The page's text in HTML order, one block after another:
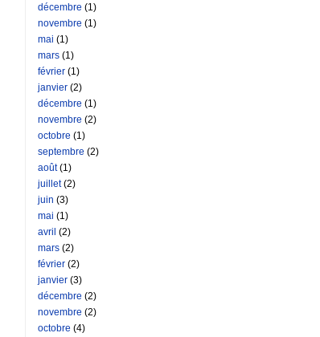
décembre (1)
novembre (1)
mai (1)
mars (1)
février (1)
janvier (2)
décembre (1)
novembre (2)
octobre (1)
septembre (2)
août(1)
juillet(2)
juin (3)
mai (1)
avril (2)
mars (2)
février (2)
janvier (3)
décembre (2)
novembre (2)
octobre (4)